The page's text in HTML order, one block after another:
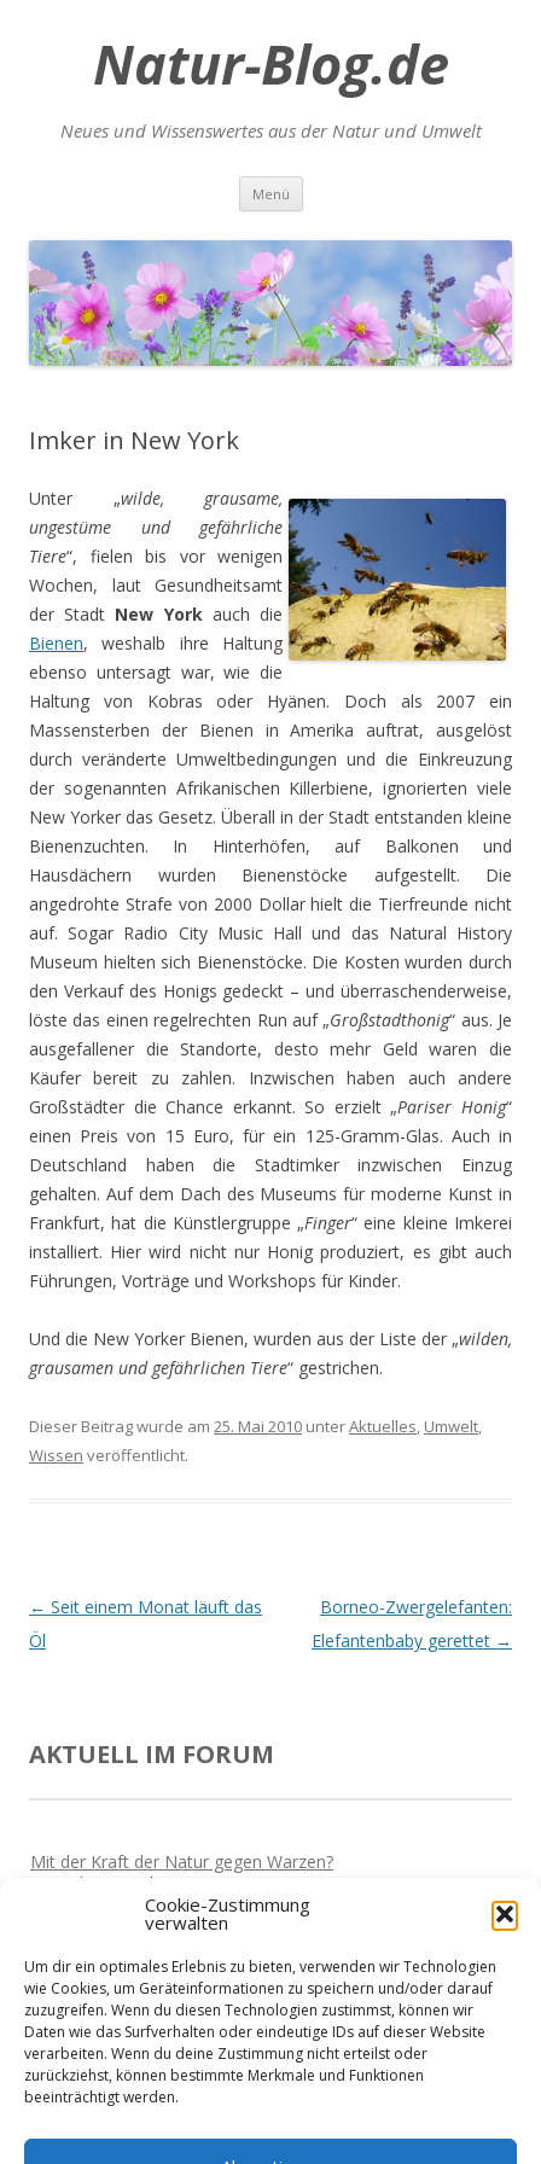
Cookie-Zustimmung
verwalten
Um dir ein optimales Erlebnis zu bieten, verwenden wir Technologien
wie Cookies, um Geräteinformationen zu speichern und/oder darauf
zuzugreifen. Wenn du diesen Technologien zustimmst, können wir
Daten wie das Surfverhalten oder eindeutige IDs auf dieser Website
verarbeiten. Wenn du deine Zustimmung nicht erteilst oder
zurückziehst, können bestimmte Merkmale und Funktionen
beeinträchtigt werden.
Natur-Blog.de
Neues und Wissenswertes aus der Natur und Umwelt
Menü Zum
springen
Imker in New York
Unter „wilde, grausame,
ungestüme und gefährliche
Tiere“, fielen bis vor wenigen
Wochen, laut Gesundheitsamt
der Stadt New Yorkauch die
Bienen, weshalb ihre Haltung
ebenso untersagt war, wie die
Haltung von Kobras oder Hyänen. Doch als 2007 ein
Massensterben der Bienen in Amerika auftrat, ausgelöst
durch veränderte Umweltbedingungen und die Einkreuzung
der sogenannten Afrikanischen Killerbiene, ignorierten viele
New Yorker das Gesetz. Überall in der Stadt entstanden kleine
Bienenzuchten. In Hinterhöfen, auf Balkonen und
Hausdächern wurden Bienenstöcke aufgestellt. Die
angedrohte Strafe von 2000 Dollar hielt die Tierfreunde nicht
auf. Sogar Radio City Music Hall und das Natural History
Museum hielten sich Bienenstöcke. Die Kosten wurden durch
den Verkauf des Honigs gedeckt – und überraschenderweise,
löste das einen regelrechten Run auf „Großstadthonig“ aus. Je
ausgefallener die Standorte, desto mehr Geld waren die
Käufer bereit zu zahlen. Inzwischen haben auch andere
Großstädter die Chance erkannt. So erzielt „Pariser Honig“
einen Preis von 15 Euro, für ein 125-Gramm-Glas. Auch in
Deutschland haben die Stadtimker inzwischen Einzug
gehalten. Auf dem Dach des Museums für moderne Kunst in
Frankfurt, hat die Künstlergruppe „Finger“ eine kleine Imkerei
installiert. Hier wird nicht nur Honig produziert, es gibt auch
Führungen, Vorträge und Workshops für Kinder.
Und die New Yorker Bienen, wurden aus der Liste der „wilden,
grausamen und gefährlichen Tiere“ gestrichen.
Dieser Beitrag wurde am 25. Mai 2010 unterAktuelles, Umwelt,
Wissen veröffentlicht.
Beitrags-
Navigation
← Seit einem Monat läuft das
Öl
Borneo-Zwergelefanten:
Elefantenbaby gerettet →
AKTUELL IM FORUM
Mit der Kraft der Natur gegen Warzen?
Miki Vor 5 Jahren
Darf man wieder reisen?
Home-Office und die Stromkosten
VonBasti Vor 5 Jahren
Wie sieht es mit Urlaub aus?
VonBastiVor 5 Jahren
Niedrigenergiehaus - Finanzierung?